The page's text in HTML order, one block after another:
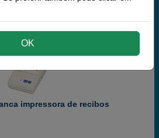
impressora de recibos
OK